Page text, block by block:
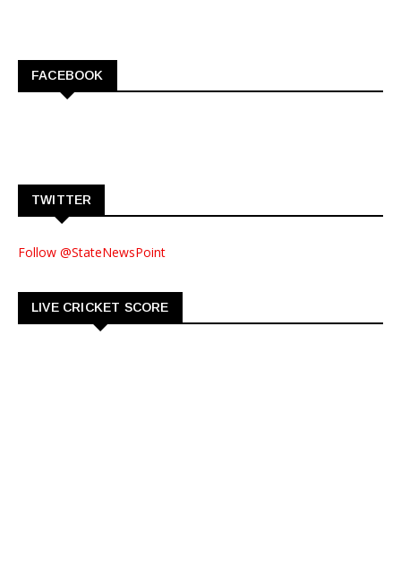
FACEBOOK
TWITTER
Follow @StateNewsPoint
LIVE CRICKET SCORE